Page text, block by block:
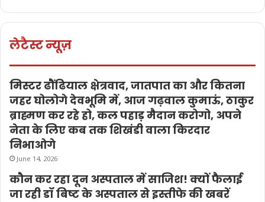
लेटैस्ट न्यूज़
मिस्टर ढौंढियाल क्षेत्रवाद, जातपात का और कितना
जहर घोलोगे देवभूमि में, आज गढ़वाल कुमाऊं, ठाकुर
ब्राह्मण कर रहे हो, कल पहाड़ मैदान करोगो, अपने
नेता के लिए कब तक शिखंडी वाला किरदार
निभाओगे
June 14, 2026
कौन कर रहा दून अस्पताल में साजिश! क्यों फैलाई
जा रही डॉ बिष्ट के अस्पताल से इस्तीफे की खबरें